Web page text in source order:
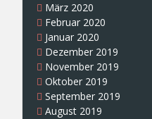
März 2020
Februar 2020
Januar 2020
Dezember 2019
November 2019
Oktober 2019
September 2019
August 2019